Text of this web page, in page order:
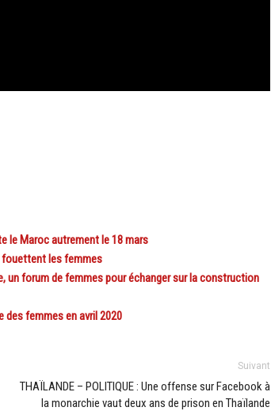
le Maroc autrement le 18 mars
fouettent les femmes
un forum de femmes pour échanger sur la construction
des femmes en avril 2020
Suivant
THAÏLANDE – POLITIQUE : Une offense sur Facebook à
la monarchie vaut deux ans de prison en Thaïlande